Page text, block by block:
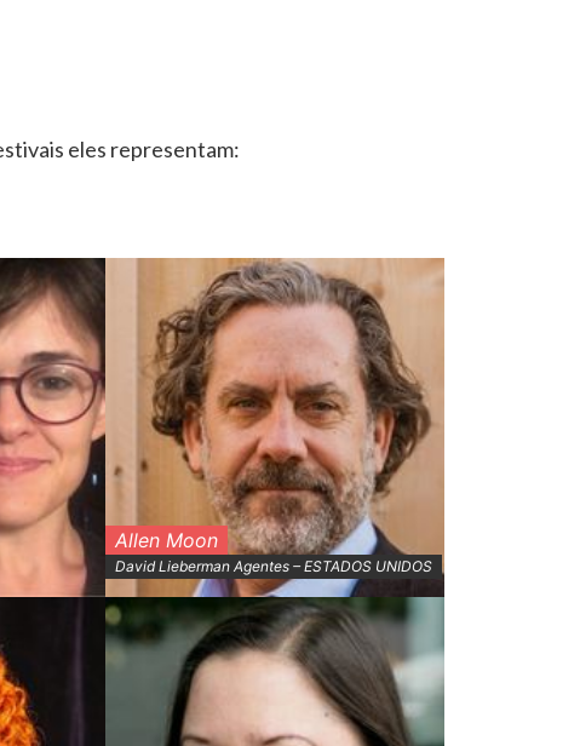
eles representam:
Allen Moon
David Lieberman Agentes – ESTADOS UNIDOS